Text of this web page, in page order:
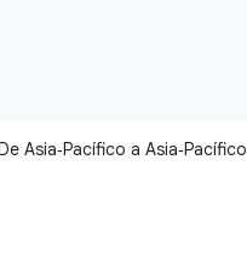
Asia‑Pacífico a Asia‑Pacífico